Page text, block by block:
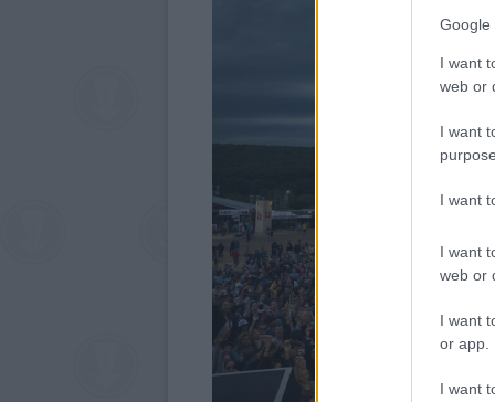
Google
I want
web or
I want
I want
I want
web or
I want
or app.
I want